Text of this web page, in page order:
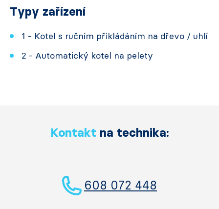
Typy zařízení
1 - Kotel s ručním přikládáním na dřevo / uhlí
2 - Automatický kotel na pelety
Kontakt na technika:
608 072 448